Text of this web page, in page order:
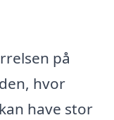
på
hvor
have stor